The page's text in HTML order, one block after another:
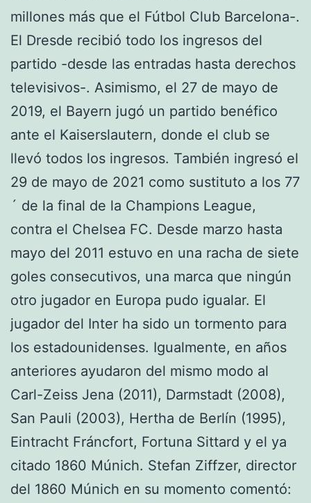
millones más que el Fútbol Club Barcelona-.
El Dresde recibió todo los ingresos del
partido -desde las entradas hasta derechos
televisivos-. Asimismo, el 27 de mayo de
2019, el Bayern jugó un partido benéfico
ante el Kaiserslautern, donde el club se
llevó todos los ingresos. También ingresó el
29 de mayo de 2021 como sustituto a los 77
´ de la final de la Champions League,
contra el Chelsea FC. Desde marzo hasta
mayo del 2011 estuvo en una racha de siete
goles consecutivos, una marca que ningún
otro jugador en Europa pudo igualar. El
jugador del Inter ha sido un tormento para
los estadounidenses. Igualmente, en años
anteriores ayudaron del mismo modo al
Carl-Zeiss Jena (2011), Darmstadt (2008),
San Pauli (2003), Hertha de Berlín (1995),
Eintracht Fráncfort, Fortuna Sittard y el ya
citado 1860 Múnich. Stefan Ziffzer, director
del 1860 Múnich en su momento comentó: